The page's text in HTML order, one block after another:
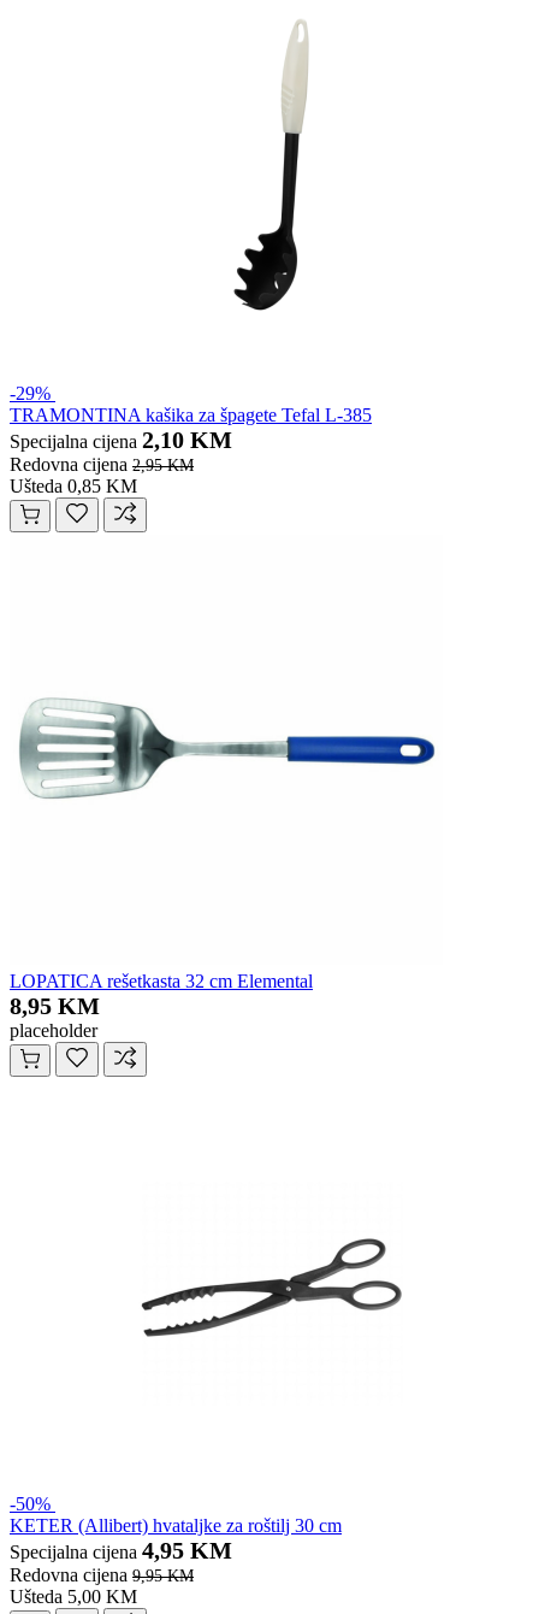
-29%
TRAMONTINA kašika za špagete Tefal L-385
Specijalna cijena 2,10 KM
Redovna cijena 2,95 KM
Ušteda 0,85 KM
LOPATICA rešetkasta 32 cm Elemental
8,95 KM
placeholder
-50%
KETER (Allibert) hvataljke za roštilj 30 cm
Specijalna cijena 4,95 KM
Redovna cijena 9,95 KM
Ušteda 5,00 KM